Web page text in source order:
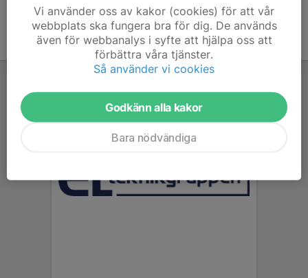
Vi använder oss av kakor (cookies) för att vår
webbplats ska fungera bra för dig. De används
även för webbanalys i syfte att hjälpa oss att
förbättra våra tjänster.
Så använder vi cookies
Godkänn alla kakor
Bara nödvändiga